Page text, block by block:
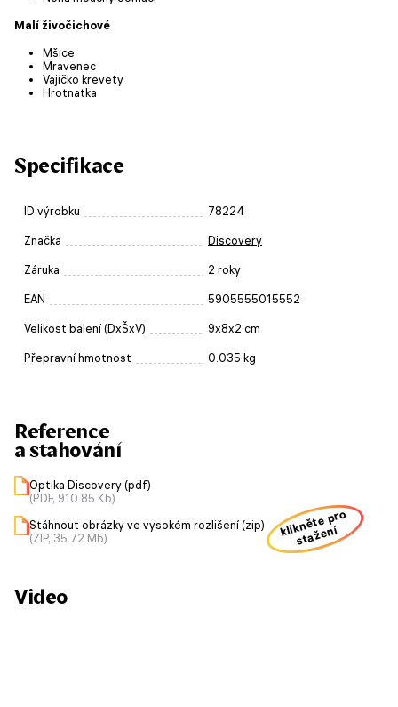
Malí živočichové
Mšice
Mravenec
Vajíčko krevety
Hrotnatka
Specifikace
ID výrobku 78224
Značka Discovery
Záruka 2 roky
EAN 5905555015552
Velikost balení (DxŠxV) 9x8x2 cm
Přepravní hmotnost 0.035 kg
Reference
a stahování
Optika Discovery (pdf)
(PDF, 910.85 Kb)
Stáhnout obrázky ve vysokém rozlišení (zip)
(ZIP, 35.72 Mb)
klikněte pro
stažení
Video